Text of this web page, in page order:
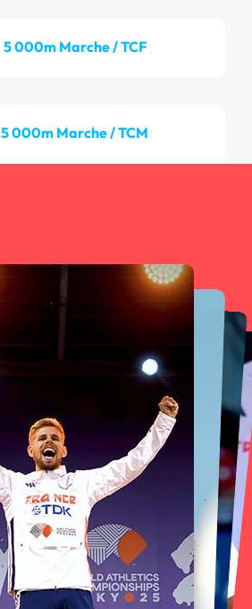
5 000m Marche / TCF
5 000m Marche / TCM